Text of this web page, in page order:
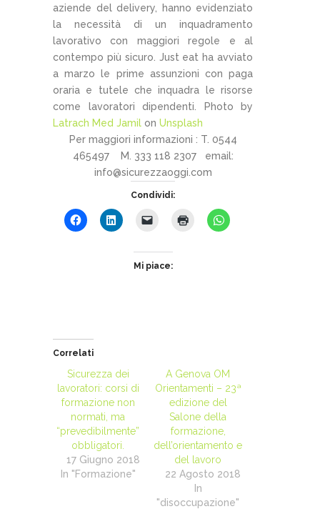
aziende del delivery, hanno evidenziato
la necessità di un inquadramento
lavorativo con maggiori regole e al
contempo più sicuro. Just eat ha avviato
a marzo le prime assunzioni con paga
oraria e tutele che inquadra le risorse
come lavoratori dipendenti. Photo by
Latrach Med Jamil on Unsplash
Per maggiori informazioni : T. 0544
465497 M. 333 118 2307 email:
info@sicurezzaoggi.com
Condividi:
Mi piace:
Correlati
Sicurezza dei
lavoratori: corsi di
formazione non
normati, ma
“prevedibilmente”
obbligatori.
17 Giugno 2018
In "Formazione"
A Genova OM
Orientamenti – 23ª
edizione del
Salone della
formazione,
dell’orientamento e
del lavoro
22 Agosto 2018
In
"disoccupazione"